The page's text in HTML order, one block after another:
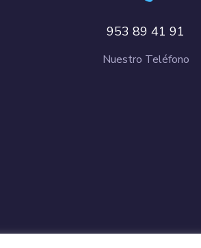
953 89 41 91
Nuestro Teléfono